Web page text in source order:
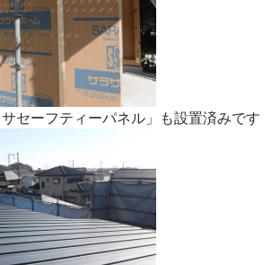
セーフティーパネル」も設置済みです